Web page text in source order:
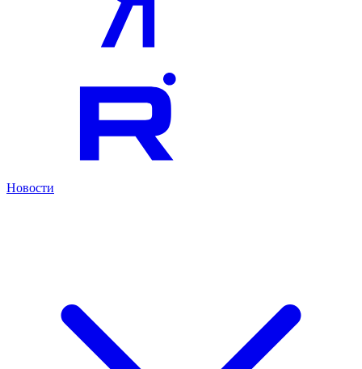
Новости